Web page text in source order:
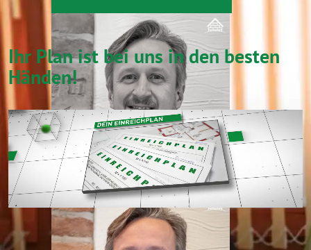
Ihr Plan ist bei uns in den besten
Händen!